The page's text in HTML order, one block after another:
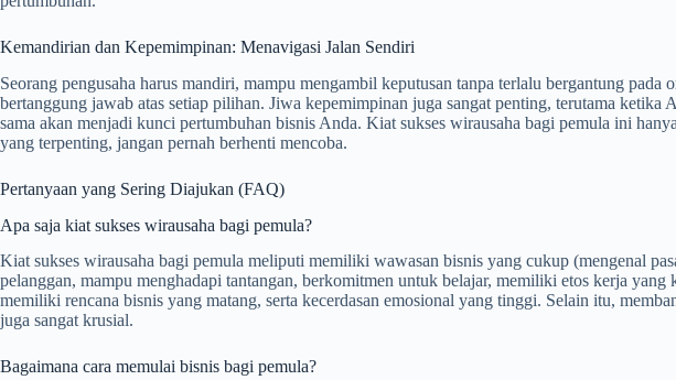
Kemandirian dan Kepemimpinan: Menavigasi Jalan Sendiri
Seorang pengusaha harus mandiri, mampu mengambil keputusan tanpa terlalu bergantung
bertanggung jawab atas setiap pilihan. Jiwa kepemimpinan juga sangat penting, terutama
sama akan menjadi kunci pertumbuhan bisnis Anda. Kiat sukses wirausaha bagi pemula ini
yang terpenting, jangan pernah berhenti mencoba.
Pertanyaan yang Sering Diajukan (FAQ)
Apa saja kiat sukses wirausaha bagi pemula?
Kiat sukses wirausaha bagi pemula meliputi memiliki wawasan bisnis yang cukup (mengenal
pelanggan, mampu menghadapi tantangan, berkomitmen untuk belajar, memiliki etos kerja
memiliki rencana bisnis yang matang, serta kecerdasan emosional yang tinggi. Selain itu,
juga sangat krusial.
Bagaimana cara memulai bisnis bagi pemula?